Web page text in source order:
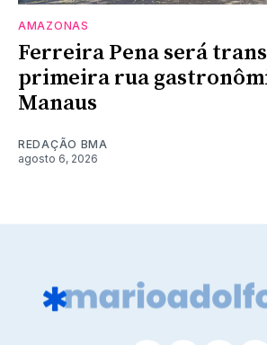
AMAZONAS
Ferreira Pena será
primeira rua
Manaus
REDAÇÃO BMA
agosto 6, 2026